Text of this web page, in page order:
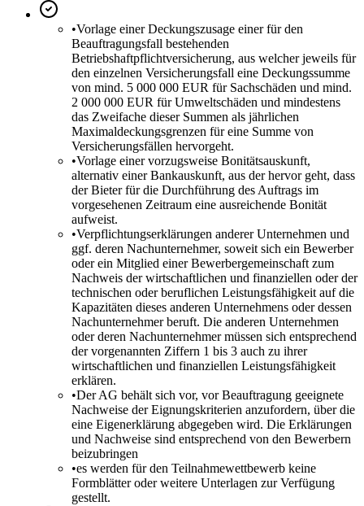
•Vorlage einer Deckungszusage einer für den
Beauftragungsfall bestehenden
Betriebshaftpflichtversicherung, aus welcher jeweils für
den einzelnen Versicherungsfall eine Deckungssumme
von mind. 5 000 000 EUR für Sachschäden und mind.
2 000 000 EUR für Umweltschäden und mindestens
das Zweifache dieser Summen als jährlichen
Maximaldeckungsgrenzen für eine Summe von
Versicherungsfällen hervorgeht.
•Vorlage einer vorzugsweise Bonitätsauskunft,
alternativ einer Bankauskunft, aus der hervor geht, dass
der Bieter für die Durchführung des Auftrags im
vorgesehenen Zeitraum eine ausreichende Bonität
aufweist.
•Verpflichtungserklärungen anderer Unternehmen und
ggf. deren Nachunternehmer, soweit sich ein Bewerber
oder ein Mitglied einer Bewerbergemeinschaft zum
Nachweis der wirtschaftlichen und finanziellen oder der
technischen oder beruflichen Leistungsfähigkeit auf die
Kapazitäten dieses anderen Unternehmens oder dessen
Nachunternehmer beruft. Die anderen Unternehmen
oder deren Nachunternehmer müssen sich entsprechend
der vorgenannten Ziffern 1 bis 3 auch zu ihrer
wirtschaftlichen und finanziellen Leistungsfähigkeit
erklären.
•Der AG behält sich vor, vor Beauftragung geeignete
Nachweise der Eignungskriterien anzufordern, über die
eine Eigenerklärung abgegeben wird. Die Erklärungen
und Nachweise sind entsprechend von den Bewerbern
beizubringen
•es werden für den Teilnahmewettbewerb keine
Formblätter oder weitere Unterlagen zur Verfügung
gestellt.